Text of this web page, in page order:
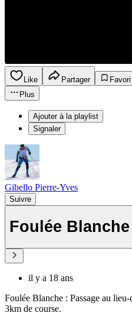
Like Partager
Favori
Plus
Ajouter à la playlist
Signaler
Gibello Pierre-Yves
Suivre
Foulée
il y a 18 ans
Foulée Blanche : Passage au
3km de course.